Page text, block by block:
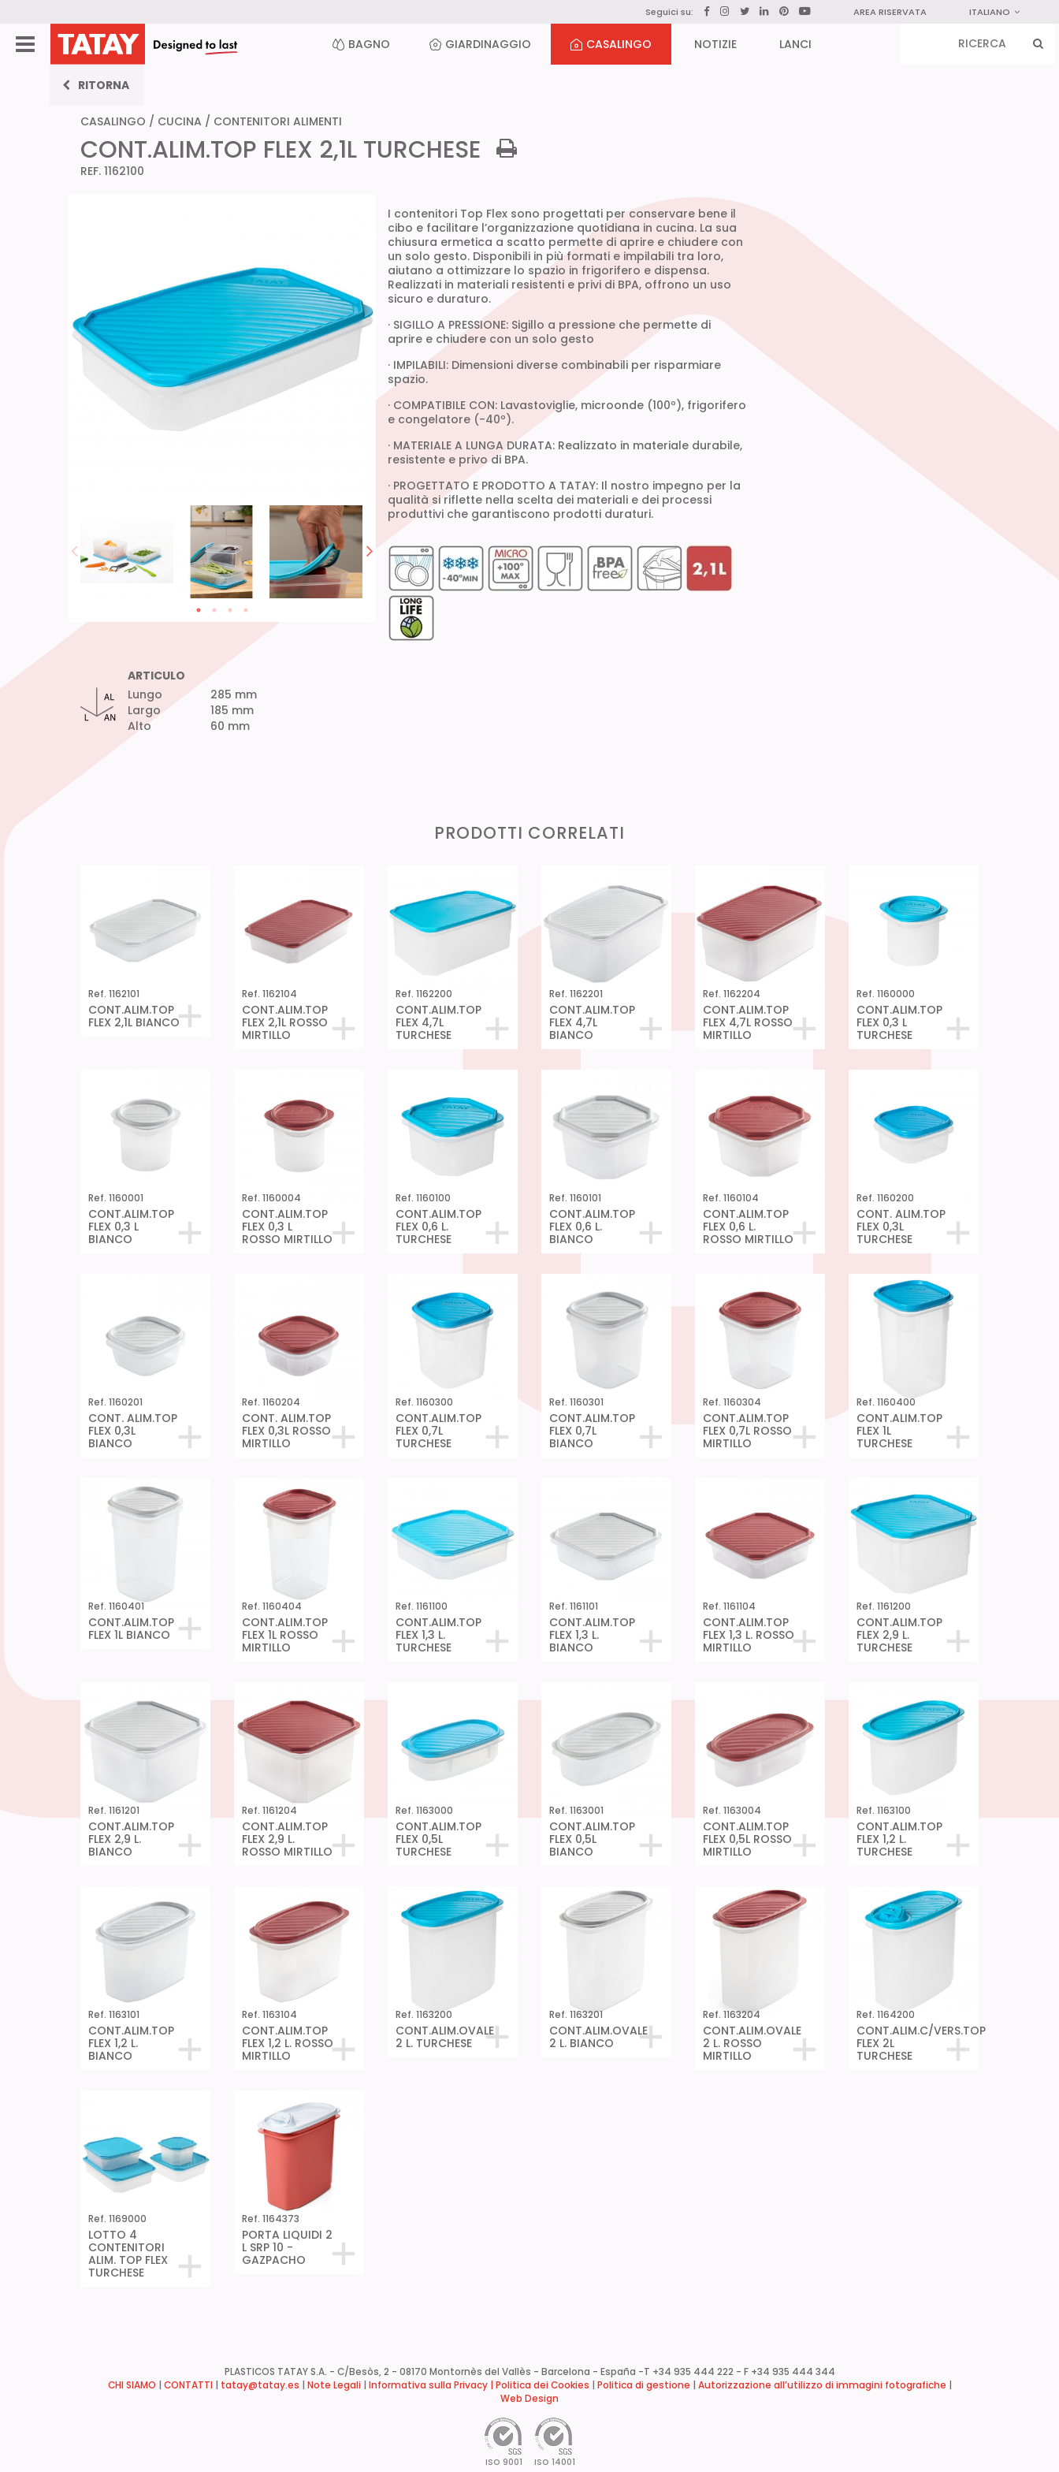
Seguici su: AREA RISERVATA ITALIANO
BAGNO GIARDINAGGIO CASALINGO NOTIZIE LANCI
RITORNA
CASALINGO / CUCINA / CONTENITORI ALIMENTI
CONT.ALIM.TOP FLEX 2,1L TURCHESE
REF. 1162100
I contenitori Top Flex sono progettati per conservare bene il
cibo e facilitare l’organizzazione quotidiana in cucina. La sua
chiusura ermetica a scatto permette di aprire e chiudere con
un solo gesto. Disponibili in più formati e impilabili tra loro,
aiutano a ottimizzare lo spazio in frigorifero e dispensa.
Realizzati in materiali resistenti e privi di BPA, offrono un uso
sicuro e duraturo.
· SIGILLO A PRESSIONE: Sigillo a pressione che permette di
aprire e chiudere con un solo gesto
· IMPILABILI: Dimensioni diverse combinabili per risparmiare
spazio.
· COMPATIBILE CON: Lavastoviglie, microonde (100º), frigorifero
e congelatore (-40º).
· MATERIALE A LUNGA DURATA: Realizzato in materiale durabile,
resistente e privo di BPA.
· PROGETTATO E PRODOTTO A TATAY: Il nostro impegno per la
qualità si riflette nella scelta dei materiali e dei processi
produttivi che garantiscono prodotti duraturi.
ARTICULO
Lungo
Largo
Alto
285 mm
185 mm
60 mm
PRODOTTI CORRELATI
Ref. 1162101
CONT.ALIM.TOP
FLEX 2,1L BIANCO
Ref. 1162104
CONT.ALIM.TOP
FLEX 2,1L ROSSO
MIRTILLO
Ref. 1162200
CONT.ALIM.TOP
FLEX 4,7L
TURCHESE
Ref. 1162201
CONT.ALIM.TOP
FLEX 4,7L
BIANCO
Ref. 1162204
CONT.ALIM.TOP
FLEX 4,7L ROSSO
MIRTILLO
Ref. 1160000
CONT.ALIM.TOP
FLEX 0,3 L
TURCHESE
Ref. 1160001
CONT.ALIM.TOP
FLEX 0,3 L
BIANCO
Ref. 1160004
CONT.ALIM.TOP
FLEX 0,3 L
ROSSO MIRTILLO
Ref. 1160100
CONT.ALIM.TOP
FLEX 0,6 L.
TURCHESE
Ref. 1160101
CONT.ALIM.TOP
FLEX 0,6 L.
BIANCO
Ref. 1160104
CONT.ALIM.TOP
FLEX 0,6 L.
ROSSO MIRTILLO
Ref. 1160200
CONT. ALIM.TOP
FLEX 0,3L
TURCHESE
Ref. 1160201
CONT. ALIM.TOP
FLEX 0,3L
BIANCO
Ref. 1160204
CONT. ALIM.TOP
FLEX 0,3L ROSSO
MIRTILLO
Ref. 1160300
CONT.ALIM.TOP
FLEX 0,7L
TURCHESE
Ref. 1160301
CONT.ALIM.TOP
FLEX 0,7L
BIANCO
Ref. 1160304
CONT.ALIM.TOP
FLEX 0,7L ROSSO
MIRTILLO
Ref. 1160400
CONT.ALIM.TOP
FLEX 1L
TURCHESE
Ref. 1160401
CONT.ALIM.TOP
FLEX 1L BIANCO
Ref. 1160404
CONT.ALIM.TOP
FLEX 1L ROSSO
MIRTILLO
Ref. 1161100
CONT.ALIM.TOP
FLEX 1,3 L.
TURCHESE
Ref. 1161101
CONT.ALIM.TOP
FLEX 1,3 L.
BIANCO
Ref. 1161104
CONT.ALIM.TOP
FLEX 1,3 L. ROSSO
MIRTILLO
Ref. 1161200
CONT.ALIM.TOP
FLEX 2,9 L.
TURCHESE
Ref. 1161201
CONT.ALIM.TOP
FLEX 2,9 L.
BIANCO
Ref. 1161204
CONT.ALIM.TOP
FLEX 2,9 L.
ROSSO MIRTILLO
Ref. 1163000
CONT.ALIM.TOP
FLEX 0,5L
TURCHESE
Ref. 1163001
CONT.ALIM.TOP
FLEX 0,5L
BIANCO
Ref. 1163004
CONT.ALIM.TOP
FLEX 0,5L ROSSO
MIRTILLO
Ref. 1163100
CONT.ALIM.TOP
FLEX 1,2 L.
TURCHESE
Ref. 1163101
CONT.ALIM.TOP
FLEX 1,2 L.
BIANCO
Ref. 1163104
CONT.ALIM.TOP
FLEX 1,2 L. ROSSO
MIRTILLO
Ref. 1163200
CONT.ALIM.OVALE
2 L. TURCHESE
Ref. 1163201
CONT.ALIM.OVALE
2 L. BIANCO
Ref. 1163204
CONT.ALIM.OVALE
2 L. ROSSO
MIRTILLO
Ref. 1164200
CONT.ALIM.C/VERS.TOP
FLEX 2L
TURCHESE
Ref. 1169000
LOTTO 4
CONTENITORI
ALIM. TOP FLEX
TURCHESE
Ref. 1164373
PORTA LIQUIDI 2
L SRP 10 -
GAZPACHO
PLASTICOS TATAY S.A. - C/Besòs, 2 - 08170 Montornès del Vallès - Barcelona - España -T +34 935 444 222 - F +34 935 444 344
CHI SIAMO
CONTATTI tatay@tatay.es Note Legali Informativa sulla Privacy | Politica dei Cookies Politica di gestione Autorizzazione all’utilizzo di immagini fotografiche
Web Design
ISO 9001 ISO 14001